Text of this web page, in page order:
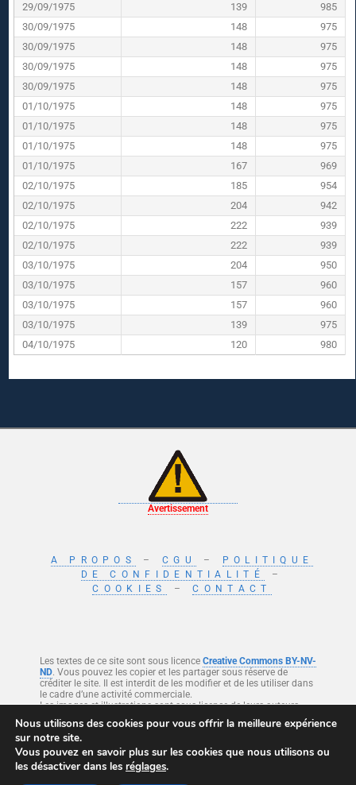
29/09/1975
139
985
30/09/1975
148
975
30/09/1975
148
975
30/09/1975
148
975
30/09/1975
148
975
01/10/1975
148
975
01/10/1975
148
975
01/10/1975
148
975
01/10/1975
167
969
02/10/1975
185
954
02/10/1975
204
942
02/10/1975
222
939
02/10/1975
222
939
03/10/1975
204
950
03/10/1975
157
960
03/10/1975
157
960
03/10/1975
139
975
04/10/1975
120 980
Avertissement
A PROPOS – CGU –
POLITIQUE
DE CONFIDENTIALITÉ
–
COOKIES
–CONTACT
Les textes de ce site sont sous licence Creative Commons BY-NV-
ND. Vous pouvez les copier et les partager sous réserve de
créditer le site. Il est interdit de les modifier et de les utiliser dans
le cadre d’une activité commerciale.
Les images et illustrations sont sous licence de leurs auteurs.
Ce site est protégé par reCAPTCHA et Google
Conditions d’utilisation.
Nous utilisons des cookies pour vous offrir la meilleure expérience
sur notre site.
Vous pouvez en savoir plus sur les cookies que nous utilisons ou
les désactiver dans les réglages.